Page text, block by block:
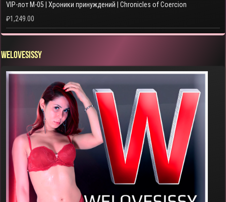
VIP-лот M-05 | Хроники принуждений | Chronicles of Coercion
₽1,249.00
WELOVESISSY